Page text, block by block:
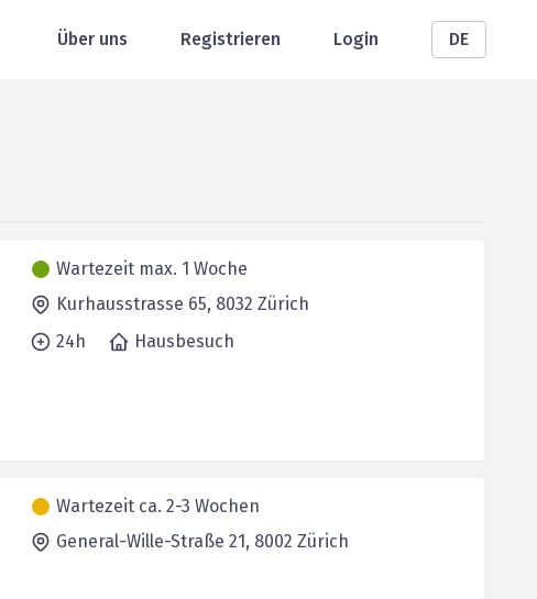
Über uns Registrieren Login DE
Wartezeit max. 1 Woche
Kurhausstrasse 65, 8032 Zürich
24h
Hausbesuch
Wartezeit ca. 2-3 Wochen
General-Wille-Straße 21, 8002 Zürich